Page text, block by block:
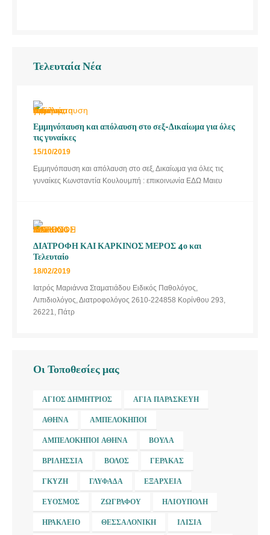
Τελευταία Νέα
Εμμηνόπαυση και απόλαυση στο σεξ-Δικαίωμα για όλες
τις γυναίκες
15/10/2019
Εμμηνόπαυση και απόλαυση στο σεξ, Δικαίωμα για όλες τις
γυναίκες Κωνσταντία Κουλουμπή : επικοινωνία ΕΔΩ Μαιευ
ΔΙΑΤΡΟΦΗ ΚΑΙ ΚΑΡΚΙΝΟΣ ΜΕΡΟΣ 4ο και
Τελευταίο
18/02/2019
Ιατρός Μαριάννα Σταματιάδου Ειδικός Παθολόγος,
Λιπιδιολόγος, Διατροφολόγος 2610-224858 Κορίνθου 293,
26221, Πάτρ
Οι Τοποθεσίες μας
ΆΓΙΟΣ ΔΗΜΉΤΡΙΟΣ ΑΓΊΑ ΠΑΡΑΣΚΕΥΉ
ΑΘΉΝΑ ΑΜΠΕΛΌΚΗΠΟΙ
ΑΜΠΕΛΌΚΗΠΟΙ ΑΘΉΝΑ ΒΟΎΛΑ
ΒΡΙΛΉΣΣΙΑ ΒΌΛΟΣ ΓΈΡΑΚΑΣ
ΓΚΎΖΗ ΓΛΥΦΆΔΑ ΕΞΆΡΧΕΙΑ
ΕΎΟΣΜΟΣ ΖΩΓΡΆΦΟΥ ΗΛΙΟΎΠΟΛΗ
ΗΡΆΚΛΕΙΟ ΘΕΣΣΑΛΟΝΊΚΗ ΙΛΊΣΙΑ